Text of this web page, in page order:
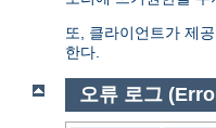
또, 클라이언트가 제
한다.
오류 로그